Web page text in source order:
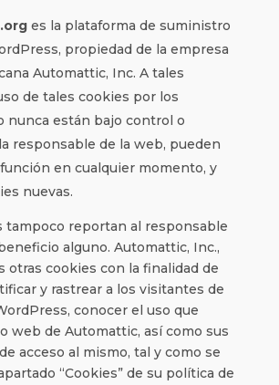
es la plataforma de suministro
propiedad de la empresa
Automattic, Inc. A tales
de tales cookies por los
nunca están bajo control o
responsable de la web, pueden
en cualquier momento, y
nuevas.
tampoco reportan al responsable
alguno. Automattic, Inc.,
otras cookies con la finalidad de
y rastrear a los visitantes de
conocer el uso que
web de Automattic, así como sus
acceso al mismo, tal y como se
“Cookies” de su política de